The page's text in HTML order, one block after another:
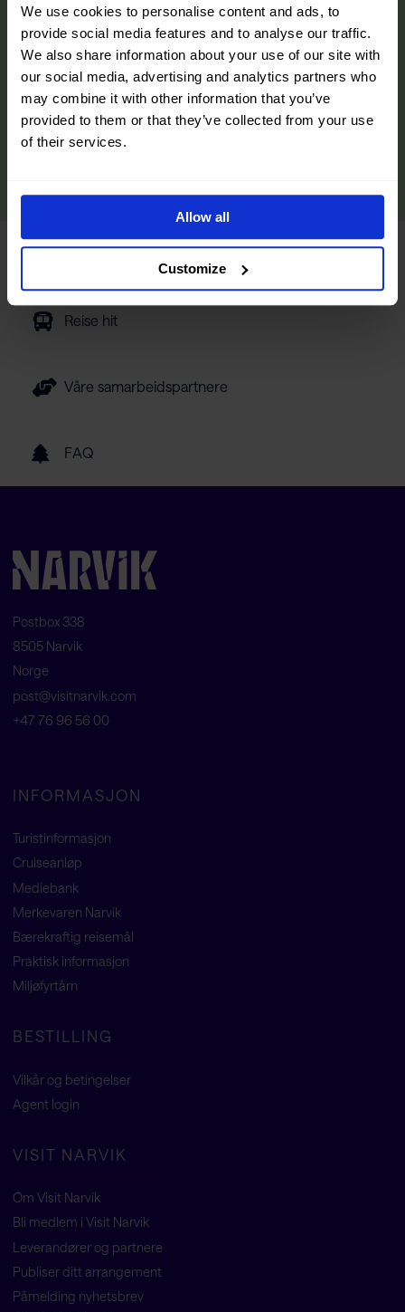
We use cookies to personalise content and ads, to
provide social media features and to analyse our traffic.
We also share information about your use of our site with
our social media, advertising and analytics partners who
may combine it with other information that you’ve
provided to them or that they’ve collected from your use
of their services.
Allow all
Customize
Magasinet er din inspirasjon til det Narvikregionen har å by på fra
fjord til fjell og alt i mellom. Her finner du den praktiske
informasjonen du trenger for å få mest mulig ut av besøket ditt,
inkludert tips om transport, overnatting og bespisning, samt
opplevelser og aktiviteter innenfor alle årstider. Vi har inkludert
tips fra lokalbefolkningen, slik at du også kan oppdage regionens
skjulte perler på Nordnorge-ferien.
Turistinformasjon
Reise hit
Våre samarbeidspartnere
FAQ
Postbox 338
8505 Narvik
Norge
post@visitnarvik.com
+47 76 96 56 00
INFORMASJON
Turistinformasjon
Cruiseanløp
Mediebank
Merkevaren Narvik
Bærekraftig reisemål
Praktisk informasjon
Miljøfyrtårn
BESTILLING
Vilkår og betingelser
Agent login
VISIT NARVIK
Om Visit Narvik
Bli medlem i Visit Narvik
Leverandører og partnere
Publiser ditt arrangement
Påmelding nyhetsbrev